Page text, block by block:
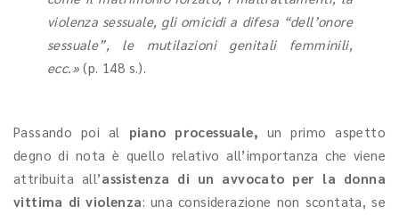
violenza sessuale, gli omicidi a difesa “dell’onore
sessuale”, le mutilazioni genitali femminili,
ecc.»(p. 148 s.).
Passando poi al piano processuale, un primo aspetto
degno di nota è quello relativo all’importanza che viene
attribuita all’assistenza di un avvocato per la donna
vittima di violenza: una considerazione non scontata, se